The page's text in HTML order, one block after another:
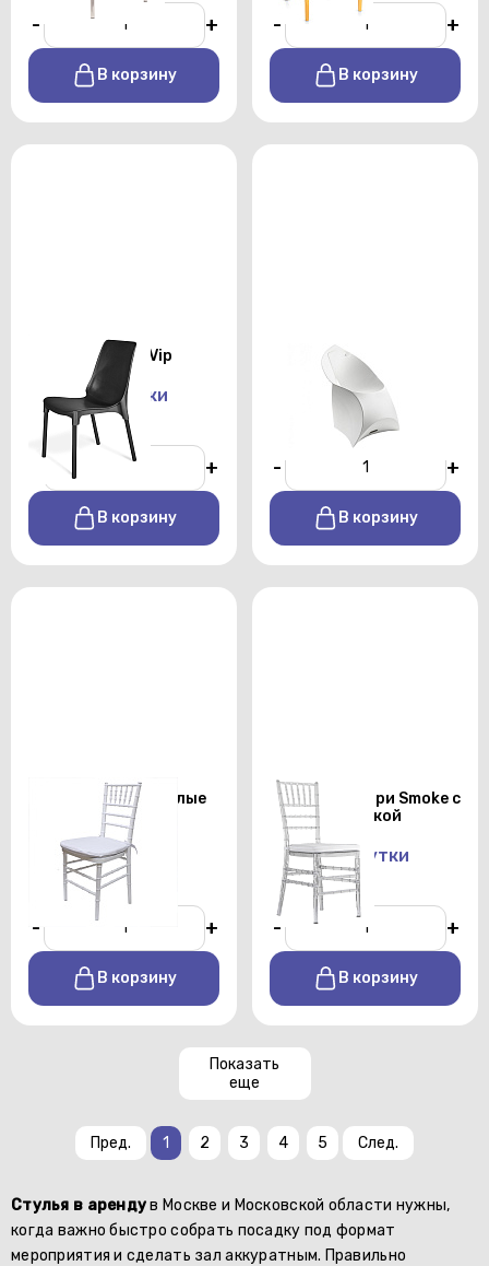
- +
В корзину
- +
В корзину
Стул Sheffilton Vip
От 350 р./сутки
+
В корзину
Кресло-стул FlexUS
От 700 р./сутки
- +
В корзину
Cтулья кьявари белые
металл. с белой
подушкой
От 320 р./сутки
- +
В корзину
Cтулья кьявари Smoke с
белой подушкой
От 370 р./сутки
- +
В корзину
Показать
еще
Пред. 1 2 3 4 5 След.
Стулья в арендув Москве и Московской области нужны,
когда важно быстро собрать посадку под формат
мероприятия и сделать зал аккуратным. Правильно